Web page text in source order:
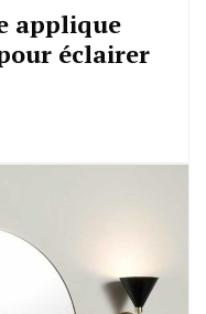
applique
éclairer